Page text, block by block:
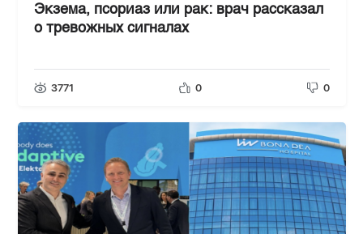
Экзема, псориаз или рак: врач рассказал
о тревожных сигналах
3771 0 0